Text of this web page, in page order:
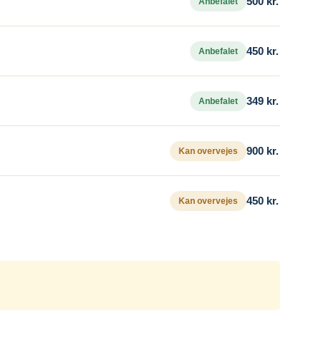
Anbefalet 450 kr.
Anbefalet 349 kr.
Kan overvejes 900 kr.
Kan overvejes 450 kr.